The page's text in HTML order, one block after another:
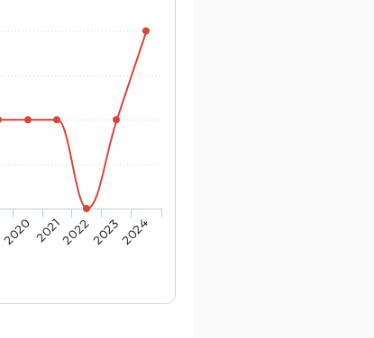
2020 2021202220232024